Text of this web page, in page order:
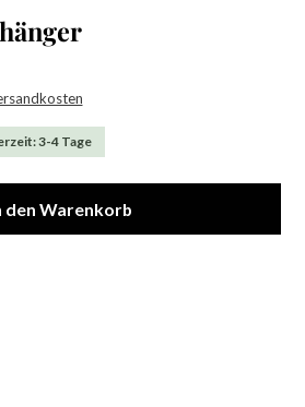
3-4 Tage
den Warenkorb